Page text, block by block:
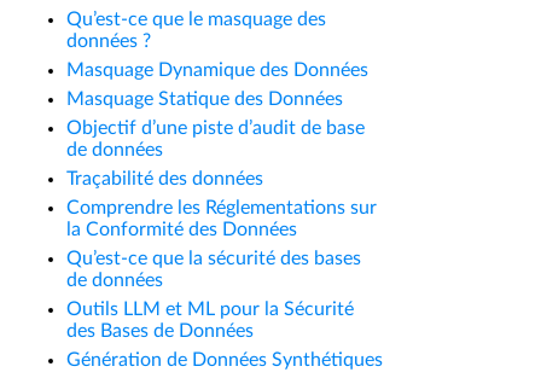
Qu’est-ce que le masquage des
données ?
Masquage Dynamique des Données
Masquage Statique des Données
Objectif d’une piste d’audit de base
de données
Traçabilité des données
Comprendre les Réglementations sur
la Conformité des Données
Qu’est-ce que la sécurité des bases
de données
Outils LLM et ML pour la Sécurité
des Bases de Données
Génération de Données Synthétiques